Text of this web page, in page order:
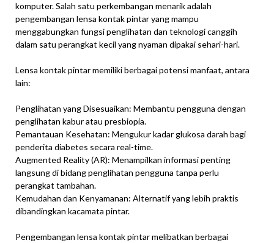
komputer. Salah satu perkembangan menarik adalah
pengembangan lensa kontak pintar yang mampu
menggabungkan fungsi penglihatan dan teknologi canggih
dalam satu perangkat kecil yang nyaman dipakai sehari-hari.
Lensa kontak pintar memiliki berbagai potensi manfaat, antara
lain:
Penglihatan yang Disesuaikan: Membantu pengguna dengan
penglihatan kabur atau presbiopia.
Pemantauan Kesehatan: Mengukur kadar glukosa darah bagi
penderita diabetes secara real-time.
Augmented Reality (AR): Menampilkan informasi penting
langsung di bidang penglihatan pengguna tanpa perlu
perangkat tambahan.
Kemudahan dan Kenyamanan: Alternatif yang lebih praktis
dibandingkan kacamata pintar.
Pengembangan lensa kontak pintar melibatkan berbagai